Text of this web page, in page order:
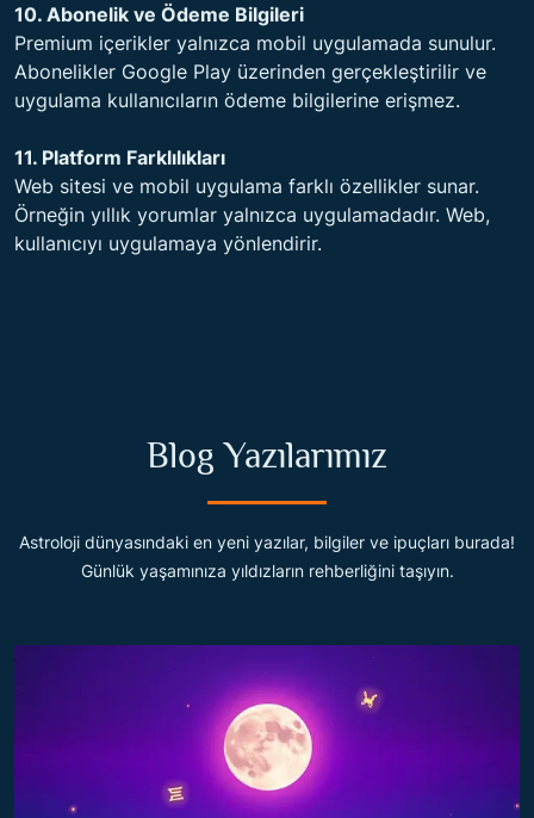
10. Abonelik ve Ödeme Bilgileri
Premium içerikler yalnızca mobil uygulamada sunulur.
Abonelikler Google Play üzerinden gerçekleştirilir ve
uygulama kullanıcıların ödeme bilgilerine erişmez.
11. Platform Farklılıkları
Web sitesi ve mobil uygulama farklı özellikler sunar.
Örneğin yıllık yorumlar yalnızca uygulamadadır. Web,
kullanıcıyı uygulamaya yönlendirir.
Blog Yazılarımız
Astroloji dünyasındaki en yeni yazılar, bilgiler ve ipuçları burada!
Günlük yaşamınıza yıldızların rehberliğini taşıyın.